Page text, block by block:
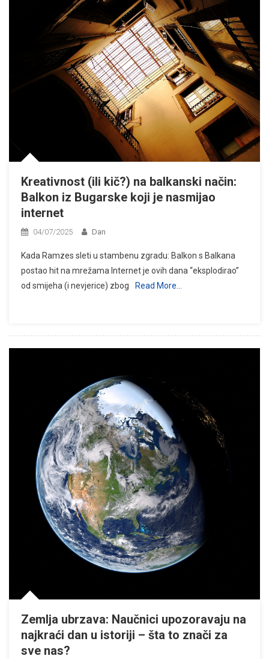
Kreativnost (ili kič?) na balkanski način:
Balkon iz Bugarske koji je nasmijao
internet
04/07/2025 Dan
Kada Ramzes sleti u stambenu zgradu: Balkon s Balkana
postao hit na mrežama Internet je ovih dana “eksplodirao”
od smijeha (i nevjerice) zbog
Read More…
Zemlja ubrzava: Naučnici upozoravaju na
najkraći dan u istoriji – šta to znači za
sve nas?